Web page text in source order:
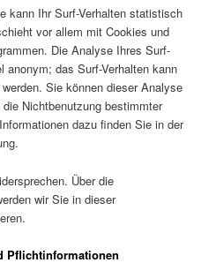
kann Ihr Surf-Verhalten statistisch
vor allem mit Cookies und
Die Analyse Ihres Surf-
anonym; das Surf-Verhalten kann
Sie können dieser Analyse
Nichtbenutzung bestimmter
dazu finden Sie in der
Über die
wir Sie in dieser
Pflichtinformationen